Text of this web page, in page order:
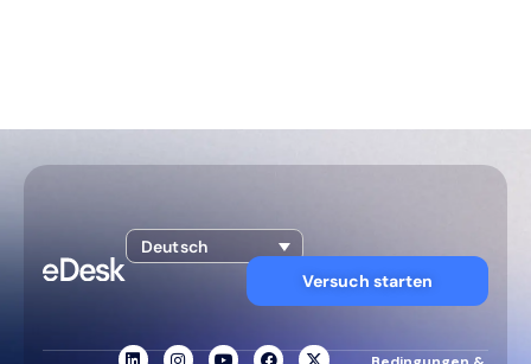
Deutsch
Versuch starten